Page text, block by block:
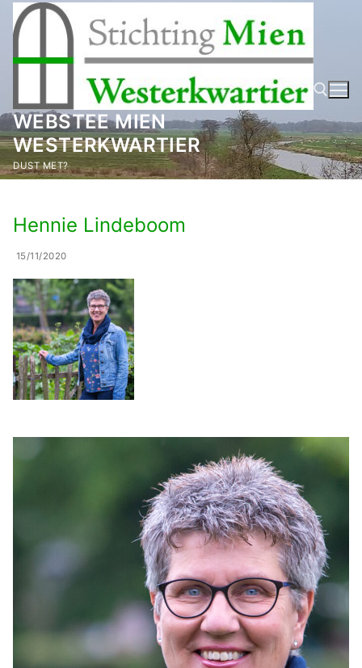
naar
inhoud
WEBSTEE MIEN
WESTERKWARTIER
DUST MET? Zoeken naar:
Hennie Lindeboom
15/11/2020